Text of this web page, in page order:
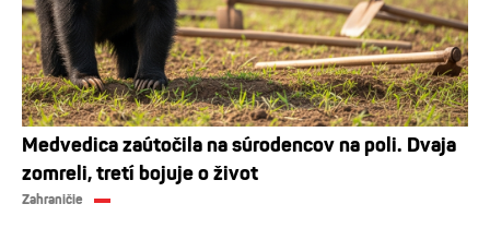
Medvedica zaútočila na súrodencov na poli. Dvaja
zomreli, tretí bojuje o život
Zahraničie